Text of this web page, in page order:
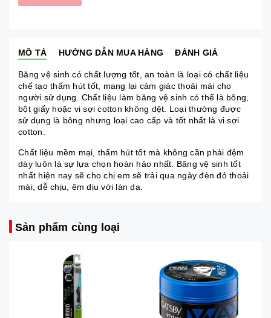
MÔ TẢ HƯỚNG DẪN MUA HÀNG ĐÁNH GIÁ
Băng vệ sinh có chất lượng tốt, an toàn là loại có chất liệu
chế tạo thấm hút tốt, mang lại cảm giác thoải mái cho
người sử dụng. Chất liệu làm băng vệ sinh có thể là bông,
bột giấy hoặc vi sợi cotton không dệt. Loại thường được
sử dụng là bông nhưng loại cao cấp và tốt nhất là vi sợi
cotton.
Chất liệu mềm mại, thấm hút tốt mà không cần phải đệm
dày luôn là sự lựa chọn hoàn hảo nhất. Băng vệ sinh tốt
nhất hiện nay sẽ cho chị em sẽ trải qua ngày đèn đỏ thoải
mái, dễ chịu, êm dịu với làn da.
Sản phẩm cùng loại